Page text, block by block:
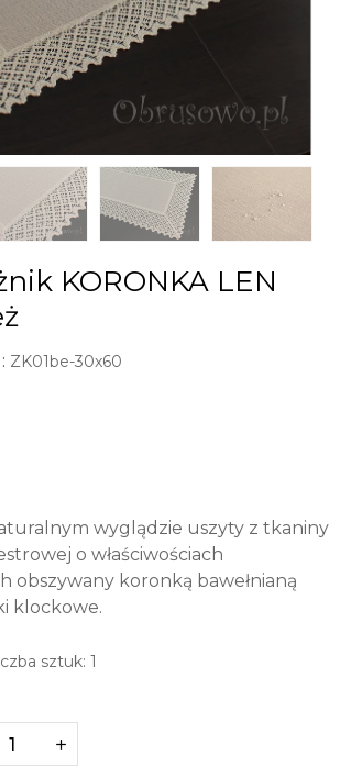
KORONKA LEN
ZK01be-30x60
wyglądzie uszyty z tkaniny
o właściwościach
obszywany koronką bawełnianą
klockowe.
sztuk: 1